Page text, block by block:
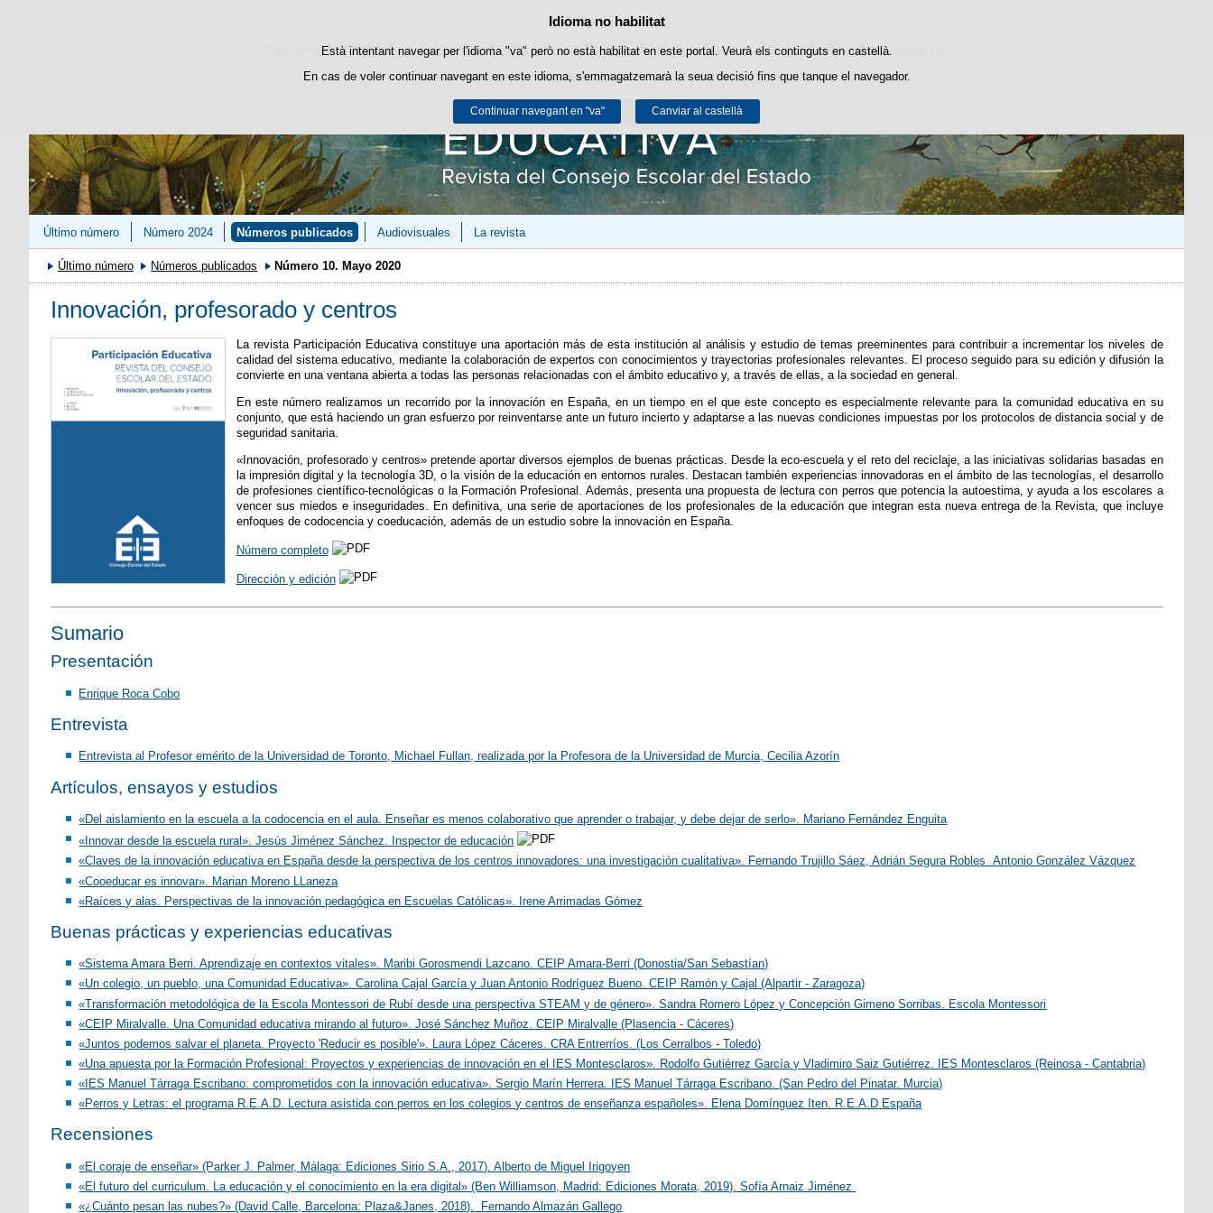
Política de cookies
Este lloc web utilitza cookies pròpies per a facilitar la navegació i cookies de tercers per a obtindre estadístiques d'ús i satisfacció.
Podeu obtindre més informació en l'apartat "Cookies" del nostreavís legal.
Acceptar Rebutjar
Idioma no habilitat
Està intentant navegar per l'idioma "va" però no està habilitat en este portal. Veurà els continguts en castellà.
En cas de voler continuar navegant en este idioma, s'emmagatzemarà la seua decisió fins que tanque el navegador.
Continuar navegant en "va" Canviar al castellà
Passar al contingut
Último número Número 2024 Números publicados Audiovisuales La revista
Último número Números publicados Número 10. Mayo 2020
Innovación, profesorado y centros
La revista Participación Educativa constituye una aportación más de esta institución al análisis y estudio de temas preeminentes para contribuir a incrementar los niveles de
calidad del sistema educativo, mediante la colaboración de expertos con conocimientos y trayectorias profesionales relevantes. El proceso seguido para su edición y difusión la
convierte en una ventana abierta a todas las personas relacionadas con el ámbito educativo y, a través de ellas, a la sociedad en general.
En este número realizamos un recorrido por la innovación en España, en un tiempo en el que este concepto es especialmente relevante para la comunidad educativa en su
conjunto, que está haciendo un gran esfuerzo por reinventarse ante un futuro incierto y adaptarse a las nuevas condiciones impuestas por los protocolos de distancia social y de
seguridad sanitaria.
«Innovación, profesorado y centros» pretende aportar diversos ejemplos de buenas prácticas. Desde la eco-escuela y el reto del reciclaje, a las iniciativas solidarias basadas en
la impresión digital y la tecnología 3D, o la visión de la educación en entornos rurales. Destacan también experiencias innovadoras en el ámbito de las tecnologías, el desarrollo
de profesiones científico-tecnológicas o la Formación Profesional. Además, presenta una propuesta de lectura con perros que potencia la autoestima, y ayuda a los escolares a
vencer sus miedos e inseguridades. En definitiva, una serie de aportaciones de los profesionales de la educación que integran esta nueva entrega de la Revista, que incluye
enfoques de codocencia y coeducación, además de un estudio sobre la innovación en España.
Número completo
Dirección y edición
Sumario
Presentación
Enrique Roca Cobo
Entrevista
Entrevista al Profesor emérito de la Universidad de Toronto, Michael Fullan, realizada por la Profesora de la Universidad de Murcia, Cecilia Azorín
Artículos, ensayos y estudios
«Del aislamiento en la escuela a la codocencia en el aula. Enseñar es menos colaborativo que aprender o trabajar, y debe dejar de serlo». Mariano Fernández Enguita
«Innovar desde la escuela rural». Jesús Jiménez Sánchez. Inspector de educación
«Claves de la innovación educativa en España desde la perspectiva de los centros innovadores: una investigación cualitativa». Fernando Trujillo Sáez, Adrián Segura Robles Antonio González Vázquez
«Cooeducar es innovar». Marian Moreno LLaneza
«Raíces y alas. Perspectivas de la innovación pedagógica en Escuelas Católicas». Irene Arrimadas Gómez
Buenas prácticas y experiencias educativas
«Sistema Amara Berri. Aprendizaje en contextos vitales». Maribi Gorosmendi Lazcano. CEIP Amara-Berri (Donostia/San Sebastían)
«Un colegio, un pueblo, una Comunidad Educativa». Carolina Cajal García y Juan Antonio Rodríguez Bueno. CEIP Ramón y Cajal (Alpartir - Zaragoza)
«Transformación metodológica de la Escola Montessori de Rubí desde una perspectiva STEAM y de género». Sandra Romero López y Concepción Gimeno Sorribas. Escola Montessori
«CEIP Miralvalle. Una Comunidad educativa mirando al futuro». José Sánchez Muñoz. CEIP Miralvalle (Plasencia - Cáceres)
«Juntos podemos salvar el planeta. Proyecto 'Reducir es posible'». Laura López Cáceres. CRA Entrerríos. (Los Cerralbos - Toledo)
«Una apuesta por la Formación Profesional: Proyectos y experiencias de innovación en el IES Montesclaros». Rodolfo Gutiérrez García y Vladimiro Saiz Gutiérrez. IES Montesclaros (Reinosa - Cantabria)
«IES Manuel Tárraga Escribano: comprometidos con la innovación educativa». Sergio Marín Herrera. IES Manuel Tárraga Escribano. (San Pedro del Pinatar. Murcia)
«Perros y Letras: el programa R.E.A.D. Lectura asistida con perros en los colegios y centros de enseñanza españoles». Elena Domínguez Iten. R.E.A.D España
Recensiones
«El coraje de enseñar» (Parker J. Palmer, Málaga: Ediciones Sirio S.A., 2017). Alberto de Miguel Irigoyen
«El futuro del curriculum. La educación y el conocimiento en la era digital» (Ben Williamson, Madrid: Ediciones Morata, 2019). Sofía Arnaiz Jiménez
«¿Cuánto pesan las nubes?» (David Calle, Barcelona: Plaza&Janes, 2018). Fernando Almazán Gallego